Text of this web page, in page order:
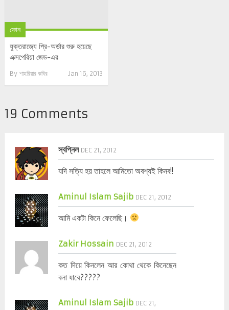
ফোন
যুক্তরাজ্যে প্রি-অর্ডার শুরু হয়েছে
এক্সপেরিয়া জেড-এর
By শাহরিয়ার কবির Jan 16, 2013
19 Comments
স্বপ্নিল DEC 21, 2012
যদি সত্যি হয় তাহলে আমিতো অবশ্যই কিনব!!
Aminul Islam Sajib DEC 21, 2012
আমি একটা কিনে ফেলেছি।
Zakir Hossain DEC 21, 2012
কত দিয়ে কিনলেন আর কোথা থেকে কিনেছেন
বলা যাবে?????
Aminul Islam Sajib DEC 21,